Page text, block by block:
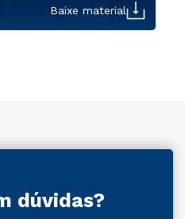
Baixe material
dúvidas?